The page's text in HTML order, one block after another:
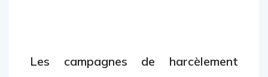
Les campagnes de harcèlement